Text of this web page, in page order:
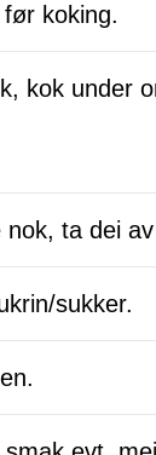
koking.
kok under
ta dei
sukker.